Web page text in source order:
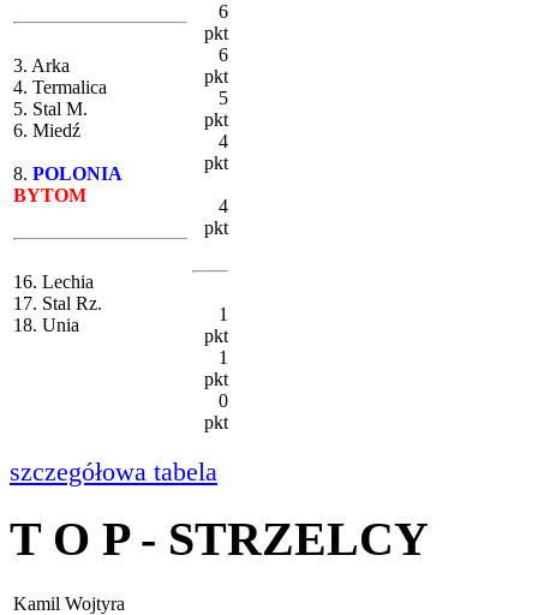
3. Arka
4. Termalica
5. Stal M.
6. Miedź
8. POLONIA
BYTOM
16. Lechia
17. Stal Rz.
18. Unia
6
pkt
6
pkt
5
pkt
4
pkt
4
pkt
1
pkt
1
pkt
0
pkt
szczegółowa tabela
T O P - STRZELCY
Kamil Wojtyra